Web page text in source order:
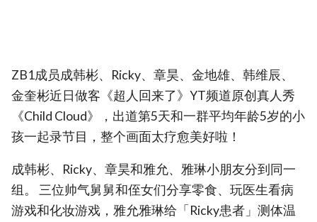
ZB1成员成韩彬、Ricky、章昊、金地雄、韩维辰、
金奎彬近日做客《超人回来了》YT频道原创真人秀
《Child Cloud》，出道第5天和一群平均年龄5岁的小
孩一起录节目，整个画面太疗愈美好啦！
成韩彬、Ricky、章昊和雅允、雅琳小朋友分到同一
组。 三位帅气舅舅和侄女们分享零食、玩医生看病
游戏和化妆游戏，雅允雅琳给「Ricky患者」测体温